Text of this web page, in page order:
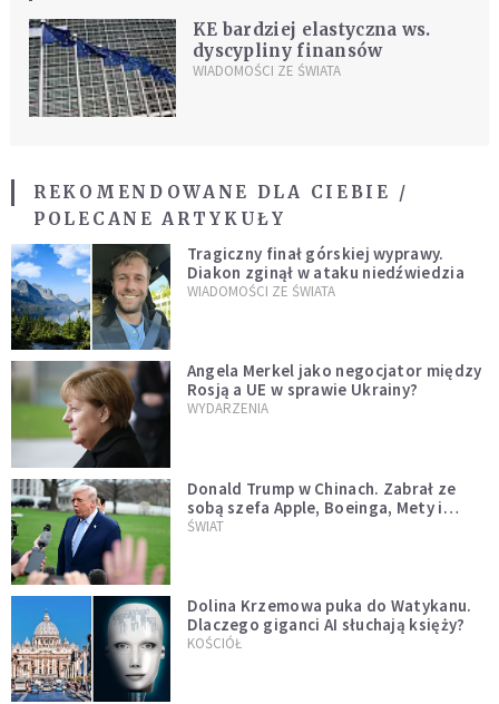
KE bardziej elastyczna ws.
dyscypliny finansów
WIADOMOŚCI ZE ŚWIATA
REKOMENDOWANE DLA CIEBIE /
POLECANE ARTYKUŁY
Tragiczny finał górskiej wyprawy.
Diakon zginął w ataku niedźwiedzia
WIADOMOŚCI ZE ŚWIATA
Angela Merkel jako negocjator między
Rosją a UE w sprawie Ukrainy?
WYDARZENIA
Donald Trump w Chinach. Zabrał ze
sobą szefa Apple, Boeinga, Mety i
Muska
ŚWIAT
Dolina Krzemowa puka do Watykanu.
Dlaczego giganci AI słuchają księży?
KOŚCIÓŁ